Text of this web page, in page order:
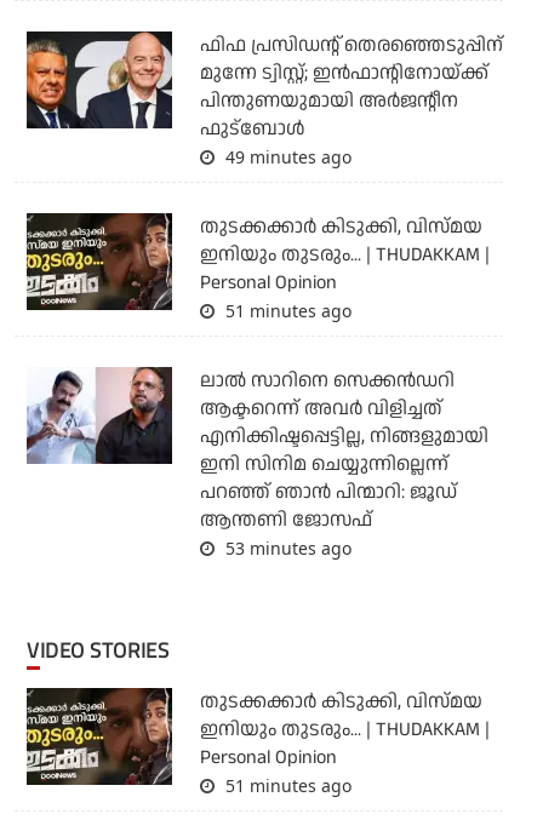
ഫിഫ പ്രസിഡന്റ് തെരഞ്ഞെടുപ്പിന്
മുന്നേ ട്വിസ്റ്റ്; ഇന്‍ഫാന്റിനോയ്ക്ക്
പിന്തുണയുമായി അര്‍ജന്റീന
ഫുട്‌ബോള്‍
49 minutes ago
തുടക്കക്കാര്‍ കിടുക്കി, വിസ്മയ
ഇനിയും തുടരും... | THUDAKKAM |
Personal Opinion
51 minutes ago
ലാല്‍ സാറിനെ സെക്കന്‍ഡറി
ആക്ടറെന്ന് അവര്‍ വിളിച്ചത്
എനിക്കിഷ്ടപ്പെട്ടില്ല, നിങ്ങളുമായി
ഇനി സിനിമ ചെയ്യുന്നില്ലെന്ന്
പറഞ്ഞ് ഞാന്‍ പിന്മാറി: ജൂഡ്
ആന്തണി ജോസഫ്
53 minutes ago
VIDEO STORIES
തുടക്കക്കാര്‍ കിടുക്കി, വിസ്മയ
ഇനിയും തുടരും... | THUDAKKAM |
Personal Opinion
51 minutes ago